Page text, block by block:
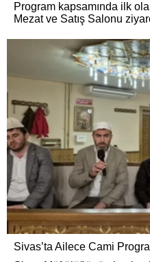
Program kapsamında ilk
Mezat ve Satış Salonu
Sivas’ta Ailece Cami